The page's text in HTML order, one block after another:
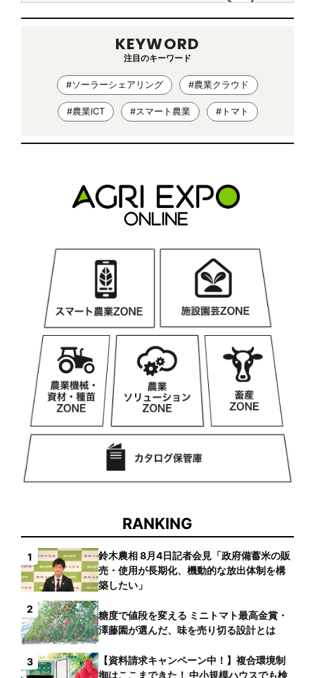
KEYWORD
注目のキーワード
#ソーラーシェアリング #農業クラウド
#農業ICT #スマート農業 #トマト
RANKING
1
鈴木農相 8月4日記者会見「政府備蓄米の販
売・使用が長期化、機動的な放出体制を構
築したい」
2
糖度で値段を変える ミニトマト最高金賞・
澤藤園が選んだ、味を売り切る設計とは
3
【資料請求キャンペーン中！】複合環境制
御はここまできた！ 中小規模ハウスでも検